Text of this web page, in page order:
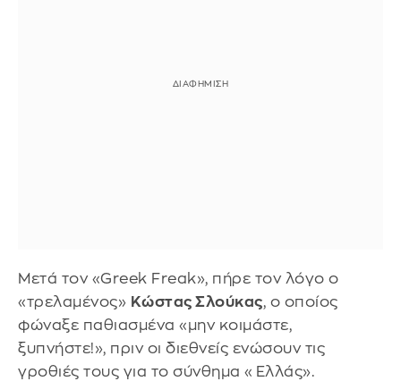
Μετά τον «Greek Freak», πήρε τον λόγο ο
«τρελαμένος» Κώστας Σλούκας, ο οποίος
φώναξε παθιασμένα «μην κοιμάστε,
ξυπνήστε!», πριν οι διεθνείς ενώσουν τις
γροθιές τους για το σύνθημα «Ελλάς».